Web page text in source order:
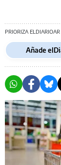
PRIORIZA
Añade